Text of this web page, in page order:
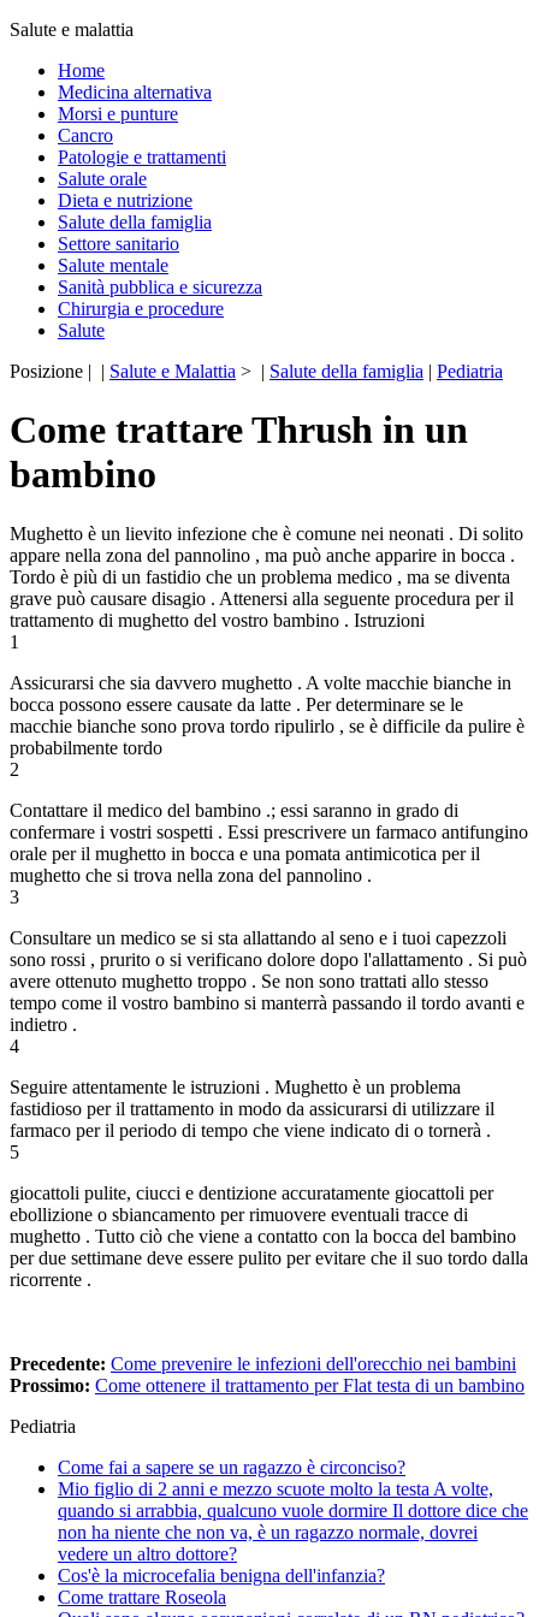
Salute e malattia
Home
Medicina alternativa
Morsi e punture
Cancro
Patologie e trattamenti
Salute orale
Dieta e nutrizione
Salute della famiglia
Settore sanitario
Salute mentale
Sanità pubblica e sicurezza
Chirurgia e procedure
Salute
Posizione | | Salute e Malattia > | Salute della famiglia | Pediatria
Come trattare Thrush in un
bambino
Mughetto è un lievito infezione che è comune nei neonati . Di solito
appare nella zona del pannolino , ma può anche apparire in bocca .
Tordo è più di un fastidio che un problema medico , ma se diventa
grave può causare disagio . Attenersi alla seguente procedura per il
trattamento di mughetto del vostro bambino . Istruzioni
1
Assicurarsi che sia davvero mughetto . A volte macchie bianche in
bocca possono essere causate da latte . Per determinare se le
macchie bianche sono prova tordo ripulirlo , se è difficile da pulire è
probabilmente tordo
2
Contattare il medico del bambino .; essi saranno in grado di
confermare i vostri sospetti . Essi prescrivere un farmaco antifungino
orale per il mughetto in bocca e una pomata antimicotica per il
mughetto che si trova nella zona del pannolino .
3
Consultare un medico se si sta allattando al seno e i tuoi capezzoli
sono rossi , prurito o si verificano dolore dopo l'allattamento . Si può
avere ottenuto mughetto troppo . Se non sono trattati allo stesso
tempo come il vostro bambino si manterrà passando il tordo avanti e
indietro .
4
Seguire attentamente le istruzioni . Mughetto è un problema
fastidioso per il trattamento in modo da assicurarsi di utilizzare il
farmaco per il periodo di tempo che viene indicato di o tornerà .
5
giocattoli pulite, ciucci e dentizione accuratamente giocattoli per
ebollizione o sbiancamento per rimuovere eventuali tracce di
mughetto . Tutto ciò che viene a contatto con la bocca del bambino
per due settimane deve essere pulito per evitare che il suo tordo dalla
ricorrente .
Precedente: Come prevenire le infezioni dell'orecchio nei bambini
Prossimo: Come ottenere il trattamento per Flat testa di un bambino
Pediatria
Come fai a sapere se un ragazzo è circonciso?
Mio figlio di 2 anni e mezzo scuote molto la testa A volte,
quando si arrabbia, qualcuno vuole dormire Il dottore dice che
non ha niente che non va, è un ragazzo normale, dovrei
vedere un altro dottore?
Cos'è la microcefalia benigna dell'infanzia?
Come trattare Roseola